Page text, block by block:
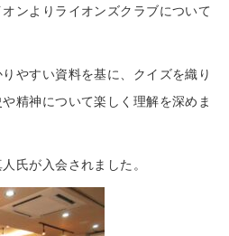
ンよりライオンズクラブについて
やすい資料を基に、クイズを織り
精神について楽しく理解を深めま
氏が入会されました。